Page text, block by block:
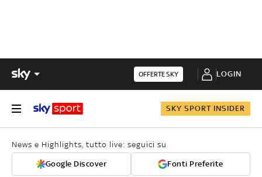
OFFERTE SKY LOGIN
SKY SPORT INSIDER
News e Highlights, tutto live: seguici su
Google Discover Fonti Preferite